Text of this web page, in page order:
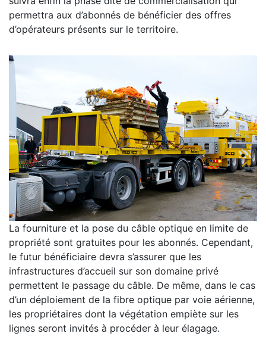
permettra aux d’abonnés de bénéficier des offres
d’opérateurs présents sur le territoire.
La fourniture et la pose du câble optique en limite de
propriété sont gratuites pour les abonnés. Cependant,
le futur bénéficiaire devra s’assurer que les
infrastructures d’accueil sur son domaine privé
permettent le passage du câble. De même, dans le cas
d’un déploiement de la fibre optique par voie aérienne,
les propriétaires dont la végétation empiète sur les
lignes seront invités à procéder à leur élagage.